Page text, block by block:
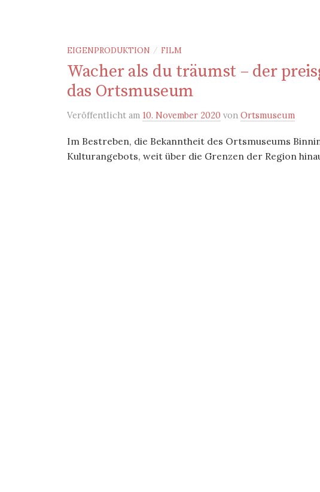
EIGENPRODUKTION / FILM
Wacher als du träumst – der
das Ortsmuseum
Veröffentlicht am 10. November 2020 von Ortsmuseum
Im Bestreben, die Bekanntheit des Ortsmuseums
Kulturangebots, weit über die Grenzen der Region